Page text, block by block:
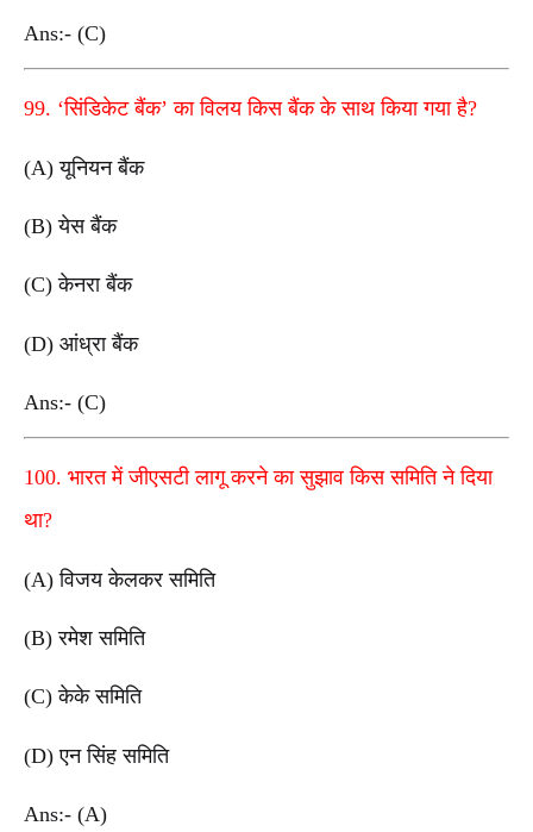
Ans:- (C)
99. ‘सिंडिकेट बैंक’ का विलय किस बैंक के साथ किया गया है?
(A) यूनियन बैंक
(B) येस बैंक
(C) केनरा बैंक
(D) आंध्रा बैंक
Ans:- (C)
100. भारत में जीएसटी लागू करने का सुझाव किस समिति ने दिया
था?
(A) विजय केलकर समिति
(B) रमेश समिति
(C) केके समिति
(D) एन सिंह समिति
Ans:- (A)